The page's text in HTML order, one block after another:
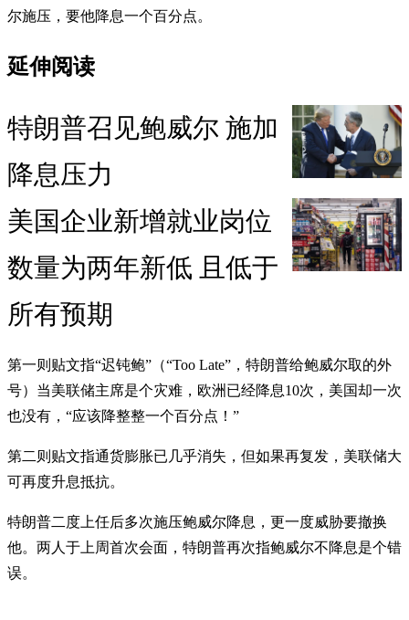
尔施压，要他降息一个百分点。
延伸阅读
特朗普召见鲍威尔 施加
降息压力
美国企业新增就业岗位
数量为两年新低 且低于
所有预期
第一则贴文指“迟钝鲍”（“Too Late”，特朗普给鲍威尔取的外
号）当美联储主席是个灾难，欧洲已经降息10次，美国却一次
也没有，“应该降整整一个百分点！”
第二则贴文指通货膨胀已几乎消失，但如果再复发，美联储大
可再度升息抵抗。
特朗普二度上任后多次施压鲍威尔降息，更一度威胁要撤换
他。两人于上周首次会面，特朗普再次指鲍威尔不降息是个错
误。